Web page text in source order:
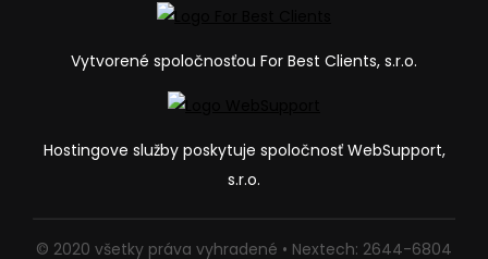
Vytvorené spoločnosťou For Best Clients, s.r.o.
Hostingove služby poskytuje spoločnosť WebSupport,
s.r.o.
© 2020 všetky práva vyhradené • Nextech: 2644-6804